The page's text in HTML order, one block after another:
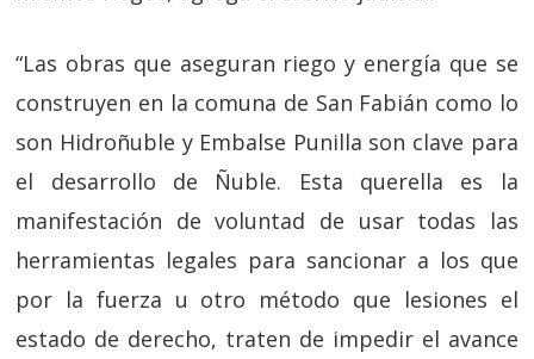
“Las obras que aseguran riego y energía que se
construyen en la comuna de San Fabián como lo
son Hidroñuble y Embalse Punilla son clave para
el desarrollo de Ñuble. Esta querella es la
manifestación de voluntad de usar todas las
herramientas legales para sancionar a los que
por la fuerza u otro método que lesiones el
estado de derecho, traten de impedir el avance